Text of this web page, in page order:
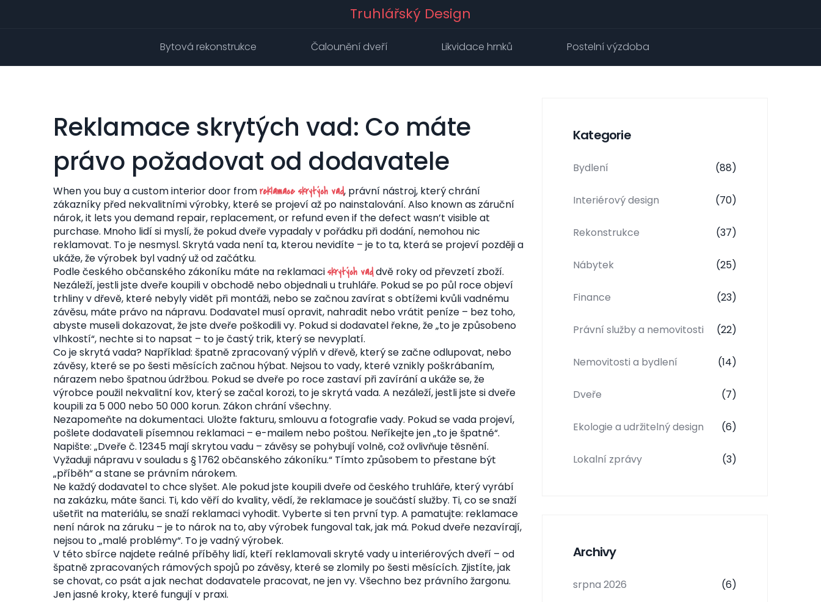
Truhlářský Design
Bytová rekonstrukce Čalounění dveří Likvidace hrnků Postelní výzdoba
Reklamace skrytých vad: Co máte
právo požadovat od dodavatele
When you buy a custom interior door fromreklamace skrytých vad, právní nástroj, který chrání
zákazníky před nekvalitními výrobky, které se projeví až po nainstalování. Also known as záruční
nárok, it lets you demand repair, replacement, or refund even if the defect wasn’t visible at
purchase. Mnoho lidí si myslí, že pokud dveře vypadaly v pořádku při dodání, nemohou nic
reklamovat. To je nesmysl. Skrytá vada není ta, kterou nevidíte – je to ta, která se projeví později a
ukáže, že výrobek byl vadný už od začátku.
Podle českého občanského zákoníku máte na reklamaciskrytých vaddvě roky od převzetí zboží.
Nezáleží, jestli jste dveře koupili v obchodě nebo objednali u truhláře. Pokud se po půl roce objeví
trhliny v dřevě, které nebyly vidět při montáži, nebo se začnou zavírat s obtížemi kvůli vadnému
závěsu, máte právo na nápravu. Dodavatel musí opravit, nahradit nebo vrátit peníze – bez toho,
abyste museli dokazovat, že jste dveře poškodili vy. Pokud si dodavatel řekne, že „to je způsobeno
vlhkostí“, nechte si to napsat – to je častý trik, který se nevyplatí.
Co je skrytá vada? Například: špatně zpracovaný výplň v dřevě, který se začne odlupovat, nebo
závěsy, které se po šesti měsících začnou hýbat. Nejsou to vady, které vznikly poškrábaním,
nárazem nebo špatnou údržbou. Pokud se dveře po roce zastaví při zavírání a ukáže se, že
výrobce použil nekvalitní kov, který se začal korozi, to je skrytá vada. A nezáleží, jestli jste si dveře
koupili za 5 000 nebo 50 000 korun. Zákon chrání všechny.
Nezapomeňte na dokumentaci. Uložte fakturu, smlouvu a fotografie vady. Pokud se vada projeví,
pošlete dodavateli písemnou reklamaci – e-mailem nebo poštou. Neříkejte jen „to je špatné“.
Napište: „Dveře č. 12345 mají skrytou vadu – závěsy se pohybují volně, což ovlivňuje těsnění.
Vyžaduji nápravu v souladu s § 1762 občanského zákoníku.“ Tímto způsobem to přestane být
„příběh“ a stane se právním nárokem.
Ne každý dodavatel to chce slyšet. Ale pokud jste koupili dveře od českého truhláře, který vyrábí
na zakázku, máte šanci. Ti, kdo věří do kvality, vědí, že reklamace je součástí služby. Ti, co se snaží
ušetřit na materiálu, se snaží reklamaci vyhodit. Vyberte si ten první typ. A pamatujte: reklamace
není nárok na záruku – je to nárok na to, aby výrobek fungoval tak, jak má. Pokud dveře nezavírají,
nejsou to „malé problémy“. To je vadný výrobek.
V této sbírce najdete reálné příběhy lidí, kteří reklamovali skryté vady u interiérových dveří – od
špatně zpracovaných rámových spojů po závěsy, které se zlomily po šesti měsících. Zjistíte, jak
se chovat, co psát a jak nechat dodavatele pracovat, ne jen vy. Všechno bez právního žargonu.
Jen jasné kroky, které fungují v praxi.
Kategorie
Bydlení (88)
Interiérový design (70)
Rekonstrukce (37)
Nábytek (25)
Finance (23)
Právní služby a nemovitosti (22)
Nemovitosti a bydlení (14)
Dveře (7)
Ekologie a udržitelný design (6)
Lokalní zprávy (3)
Archivy
srpna 2026 (6)